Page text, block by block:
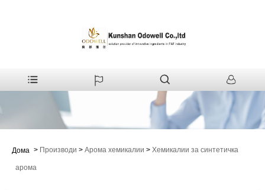
Дома > Производи > Арома хемикалии > Хемикалии за синтетичка
арома